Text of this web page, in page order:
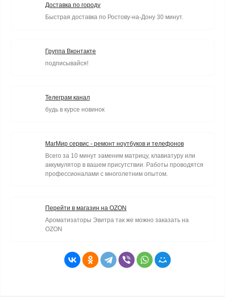
Доставка по городу
Быстрая доставка по Ростову-на-Дону 30 минут.
Группа Вконтакте
подписывайся!
Телеграм канал
будь в курсе новинок
МагМир сервис - ремонт ноутбуков и телефонов
Всего за 10 минут заменим матрицу, клавиатуру или
аккумулятор в вашем присутствии. Работы проводятся
профессионалами с многолетним опытом.
Перейти в магазин на OZON
Ароматизаторы Эвитра так же можно заказать на
OZON